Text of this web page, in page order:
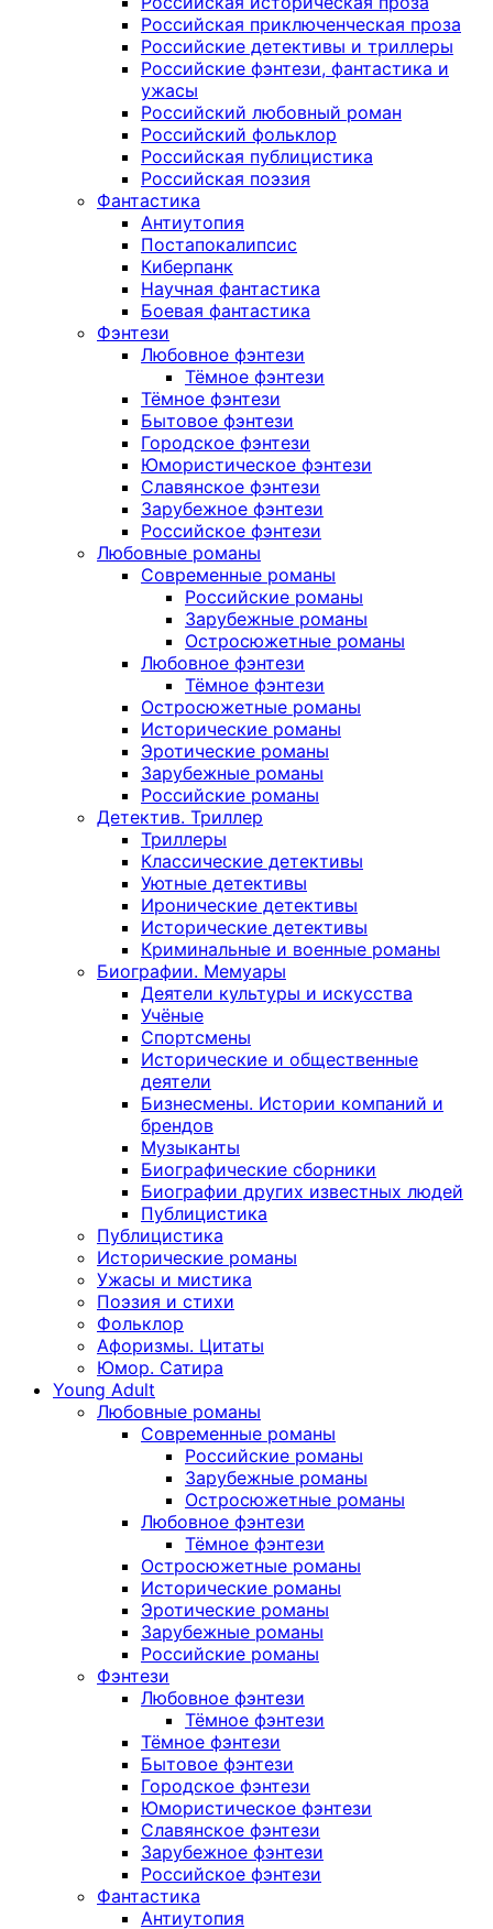
Российская приключенческая проза
Российские детективы и триллеры
Российские фэнтези, фантастика и
ужасы
Российский любовный роман
Российский фольклор
Российская публицистика
Российская поэзия
Фантастика
Антиутопия
Постапокалипсис
Киберпанк
Научная фантастика
Боевая фантастика
Фэнтези
Любовное фэнтези
Тёмное фэнтези
Тёмное фэнтези
Бытовое фэнтези
Городское фэнтези
Юмористическое фэнтези
Славянское фэнтези
Зарубежное фэнтези
Российское фэнтези
Любовные романы
Современные романы
Российские романы
Зарубежные романы
Остросюжетные романы
Любовное фэнтези
Тёмное фэнтези
Остросюжетные романы
Исторические романы
Эротические романы
Зарубежные романы
Российские романы
Детектив. Триллер
Триллеры
Классические детективы
Уютные детективы
Иронические детективы
Исторические детективы
Криминальные и военные романы
Биографии. Мемуары
Деятели культуры и искусства
Учёные
Спортсмены
Исторические и общественные
деятели
Бизнесмены. Истории компаний и
брендов
Музыканты
Биографические сборники
Биографии других известных людей
Публицистика
Публицистика
Исторические романы
Ужасы и мистика
Поэзия и стихи
Фольклор
Афоризмы. Цитаты
Юмор. Сатира
Young Adult
Любовные романы
Современные романы
Российские романы
Зарубежные романы
Остросюжетные романы
Любовное фэнтези
Тёмное фэнтези
Остросюжетные романы
Исторические романы
Эротические романы
Зарубежные романы
Российские романы
Фэнтези
Любовное фэнтези
Тёмное фэнтези
Тёмное фэнтези
Бытовое фэнтези
Городское фэнтези
Юмористическое фэнтези
Славянское фэнтези
Зарубежное фэнтези
Российское фэнтези
Фантастика
Антиутопия